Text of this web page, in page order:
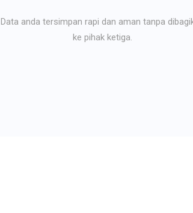
Data anda tersimpan rapi dan aman tanpa
ke pihak ketiga.